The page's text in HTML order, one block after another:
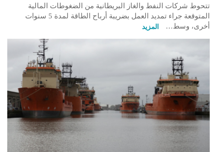
تتحوط شركات النفط والغاز البريطانية من الضغوطات المالية
المتوقعة جراء تمديد العمل بضريبة أرباح الطاقة لمدة 5 سنوات
أخرى، وسط…
المزيد